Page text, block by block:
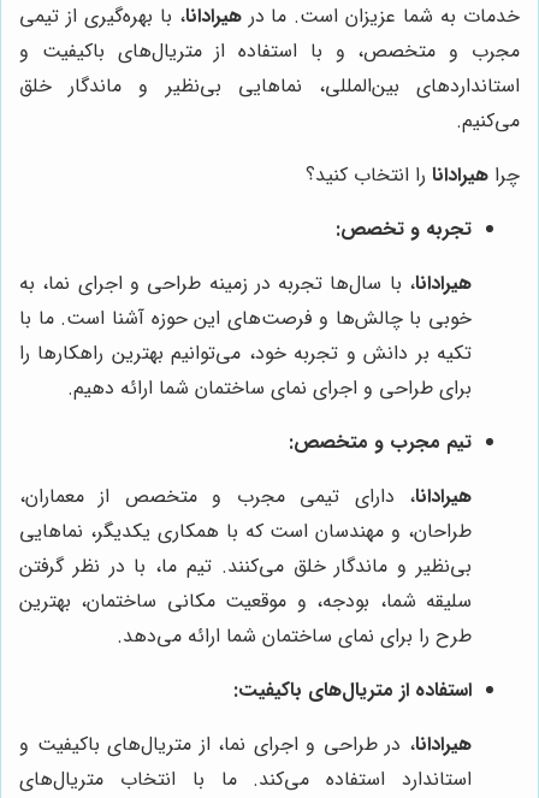
خدمات به شما عزیزان است. ما درهیرادانا، با بهره‌گیری از تیمی
مجرب و متخصص، و با استفاده از متریال‌های باکیفیت و
استانداردهای بین‌المللی، نماهایی بی‌نظیر و ماندگار خلق
می‌کنیم.
چرا هیرادانا را انتخاب کنید؟
تجربه و تخصص:
هیرادانا، با سال‌ها تجربه در زمینه طراحی و اجرای نما، به
خوبی با چالش‌ها و فرصت‌های این حوزه آشنا است. ما با
تکیه بر دانش و تجربه خود، می‌توانیم بهترین راهکارها را
برای طراحی و اجرای نمای ساختمان شما ارائه دهیم.
تیم مجرب و متخصص:
هیرادانا، دارای تیمی مجرب و متخصص از معماران،
طراحان، و مهندسان است که با همکاری یکدیگر، نماهایی
بی‌نظیر و ماندگار خلق می‌کنند. تیم ما، با در نظر گرفتن
سلیقه شما، بودجه، و موقعیت مکانی ساختمان، بهترین
طرح را برای نمای ساختمان شما ارائه می‌دهد.
استفاده از متریال‌های باکیفیت:
هیرادانا، در طراحی و اجرای نما، از متریال‌های باکیفیت و
استاندارد استفاده می‌کند. ما با انتخاب متریال‌های